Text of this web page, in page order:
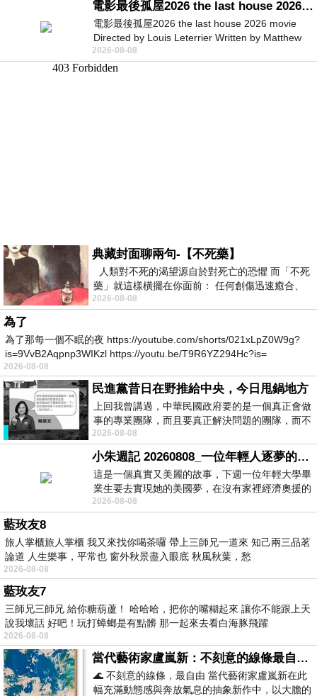
電影最後孤屋2026 the last house 2026 movie
電影最後孤屋2026 the last house 2026 movie
Directed by Louis Leterrier Written by Matthew
Robinson Starring Greta Lee Wa
2026-08-08
典藏封面聊兩句-【不死藥】
人類對不死的渴望源自於對死亡的恐懼 而「不死
藥」就這樣橫擺在你面前： 任何創傷迅速癒合、
停止衰老、痛覺消失…堪
2026-08-08
為了
為了那每一個不眠的夜 https://youtube.com/shorts/021xLpZ0W9g?
is=9VvB2Aqpnp3WIKzl https://youtu.be/T9R6YZ294Hc?is=
2026-08-08
民進黨昔日在野推給中央，今日甩鍋地方
上回我曾講過，中華民國政府要的是一個真正會做
事的專業團隊，而且要真正解決問題的團隊，而不
是只會到處甩鍋的雙標團隊，最近民進黨
2026-08-08
小朱週記 20260808_一位年輕人逐夢的真實故事
這是一個真實又美麗的故事，下週一位年輕大學畢
業生要去實現她的美國夢，在沒有家裡經濟奧援的
情況下，靠著自我努力工作累積出國基
2026-08-08
藍玫友8
旅人掌櫃旅人掌櫃 我又來找你喝茶囉 帶上三師兄一道來 知己兩三品茗
論道 人生樂事，平常也 窗外秋景盡入眼底 秋風秋葉，愁
2026-08-08
藍玫友7
三師兄三師兄 給你糖葫蘆！ 哈哈哈，把你的嘴糊起來 讓你不能跟上天
說我壞話 好吧！玩打蟑螂是有點髒 那一起來去看白海豚飛躍
2026-08-08
當代藝術家盧嵐新：不刻意的線條最自由，讓色彩流動、筆觸自己說話
🌊 不刻意的線條，最自由 當代藝術家盧嵐新在此
幅充滿動態感與奔放氣息的抽象新作中，以大膽的